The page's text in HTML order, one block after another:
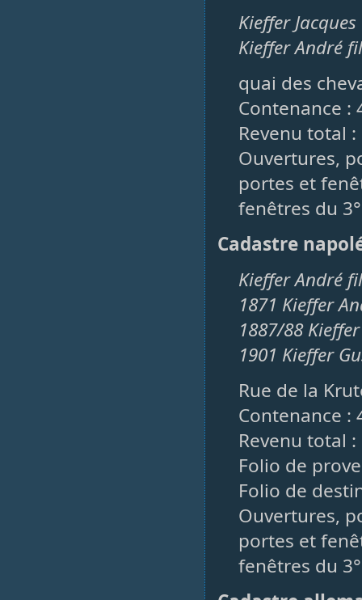
Kieffer
Kieffer André
quai des
Contenance :
Revenu total
Ouvertures,
portes et
fenêtres du
Cadastre
Kieffer André
1871 Kieffer
1887/88
1901 Kieffer
Rue de la
Contenance :
Revenu total
Folio de
Folio de
Ouvertures,
portes et
fenêtres du